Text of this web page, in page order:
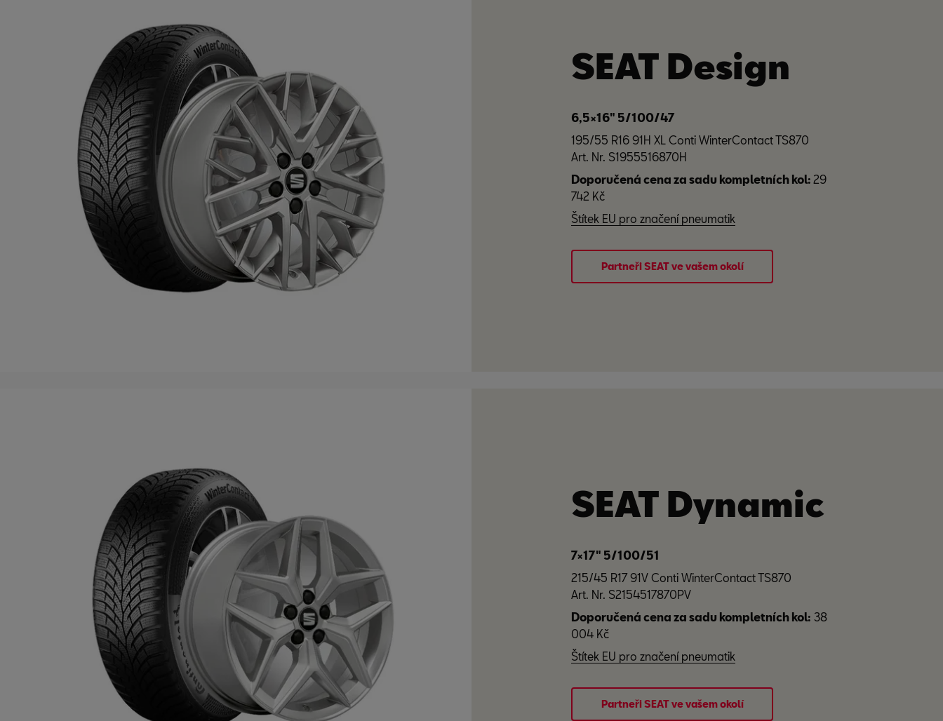
SEAT Design
6,5×16" 5/100/47
195/55 R16 91H XL Conti WinterContact TS870
Art. Nr. S1955516870H
Doporučená cena za sadu kompletních kol: 29
742 Kč
Štítek EU pro značení pneumatik
Partneři SEAT ve vašem okolí
SEAT Dynamic
7×17" 5/100/51
215/45 R17 91V Conti WinterContact TS870
Art. Nr. S2154517870PV
Doporučená cena za sadu kompletních kol: 38
004 Kč
Štítek EU pro značení pneumatik
Partneři SEAT ve vašem okolí